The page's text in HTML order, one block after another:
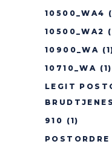
10500_WA4
10500_WA2
10900_WA
10710_WA (1)
LEGIT
910 (1)